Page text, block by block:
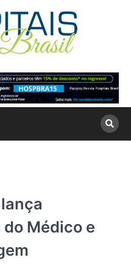
Médico e